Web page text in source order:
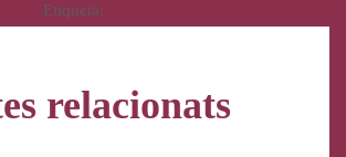
Etiqueta:
relacionats